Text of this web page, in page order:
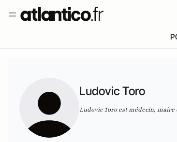
Ludovic Toro
Ludovic Toro est médecin, maire